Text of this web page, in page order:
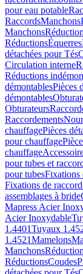
pour eau potable
RaccordsManchons
Manchons
RéductionsÉquerres
détachées pour Tés
Circulation interne
Réductions
démontablesPièces
démontables
Obturateurs
Raccordements
chauffagePièces
pour chauffage
chauffage
pour tubes et
pour tubesFixations
Fixations de
assemblages à bride
Mapress Acier
Acier Inoxydable
1.4401Tuyaux
1.4521Mamelons
Manchons
RéductionsCoudes